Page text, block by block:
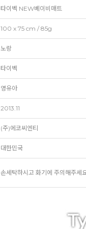
타이벡 NEW베이비매트
100 x 75 cm / 85g
노랑
타이벡
영유아
2013.11
(주)에코씨엔티
대한민국
손세탁하시고 화기에 주의해주세